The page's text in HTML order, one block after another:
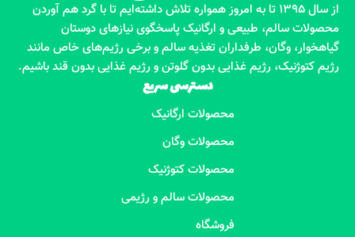
از سال 1395 تا به امروز همواره تلاش داشته‌ایم تا با گرد هم آوردن
محصولات سالم، طبیعی و ارگانیک پاسخگوی نیازهای دوستان
گیاهخوار، وگان، طرفداران تغذیه سالم و برخی رژیم‌های خاص مانند
رژیم کتوژنیک، رژیم غذایی بدون گلوتن و رژیم غذایی بدون قند باشیم.
دسترسی سریع
محصولات ارگانیک
محصولات وگان
محصولات کتوژنیک
محصولات سالم و رژیمی
فروشگاه